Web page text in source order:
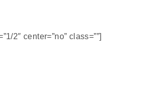
2″ center=”no” class=””]